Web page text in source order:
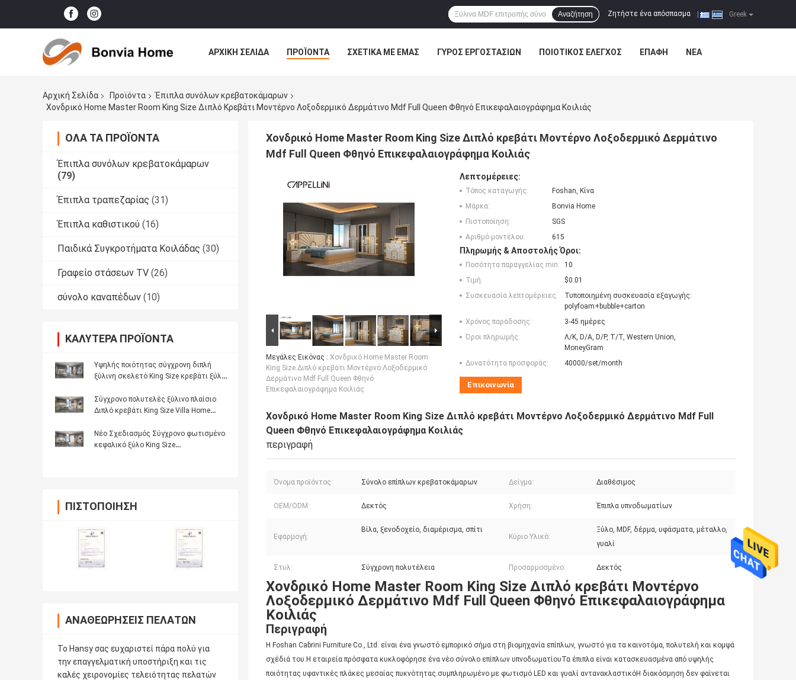
Greek
Ζητήστε ένα απόσπασμα
Αναζήτηση
ΑΡΧΙΚΉ ΣΕΛΊΔΑ ΠΡΟΪΌΝΤΑ ΣΧΕΤΙΚΆ ΜΕ ΕΜΆΣ ΓΎΡΟΣ ΕΡΓΟΣΤΑΣΊΩΝ ΠΟΙΟΤΙΚΌΣ ΈΛΕΓΧΟΣ ΕΠΑΦΉ ΝΈΑ
Αρχική Σελίδα
Προϊόντα
Έπιπλα συνόλων κρεβατοκάμαρων
Χονδρικό Home Master Room King Size Διπλό Κρεβάτι Μοντέρνο Λοξοδερμικό Δερμάτινο Mdf Full Queen Φθηνό Επικεφαλαιογράφημα Κοιλιάς
ΌΛΑ ΤΑ ΠΡΟΪΌΝΤΑ
Έπιπλα συνόλων κρεβατοκάμαρων
(79)
Έπιπλα τραπεζαρίας (31)
Έπιπλα καθιστικού (16)
Παιδικά Συγκροτήματα Κοιλάδας (30)
Γραφείο στάσεων TV (26)
σύνολο καναπέδων (10)
ΚΑΛΎΤΕΡΑ ΠΡΟΪΌΝΤΑ
Υψηλής ποιότητας σύγχρονη διπλή
ξύλινη σκελετό King Size κρεβάτι ξύλο
πολυτελή πλήρες σύνολο επίπλων
κρεβατοκάμαρας
Σύγχρονο πολυτελές ξύλινο πλαίσιο
Διπλό κρεβάτι King Size Villa Home
Mdf
Νέο Σχεδιασμός Σύγχρονο φωτισμένο
κεφαλικό ξύλο King Size
ΠΙΣΤΟΠΟΊΗΣΗ
ΑΝΑΘΕΩΡΉΣΕΙΣ ΠΕΛΑΤΏΝ
Το Hansy σας ευχαριστεί πάρα πολύ για
την επαγγελματική υποστήριξη και τις
καλές χειρονομίες τελειότητας πελατών
Χονδρικό Home Master Room King Size Διπλό κρεβάτι Μοντέρνο Λοξοδερμικό Δερμάτινο
Mdf Full Queen Φθηνό Επικεφαλαιογράφημα Κοιλιάς
Μεγάλες Εικόνας : Χονδρικό Home Master Room
King Size Διπλό κρεβάτι Μοντέρνο Λοξοδερμικό
Δερμάτινο Mdf Full Queen Φθηνό
Επικεφαλαιογράφημα Κοιλιάς
Λεπτομέρειες:
Τόπος καταγωγής:
Foshan, Κίνα
Μάρκα:
Bonvia Home
Πιστοποίηση:
SGS
Αριθμό μοντέλου:
615
Πληρωμής & Αποστολής Όροι:
Ποσότητα παραγγελίας min:
10
Τιμή:
$0.01
Συσκευασία λεπτομέρειες:
Τυποποιημένη συσκευασία εξαγωγής:
polyfoam+bubble+carton
Χρόνος παράδοσης:
3-45 ημέρες
Όροι πληρωμής:
Λ/Κ, D/A, D/P, T/T, Western Union,
MoneyGram
Δυνατότητα προσφοράς:
40000/set/month
Επικοινωνία
Χονδρικό Home Master Room King Size Διπλό κρεβάτι Μοντέρνο Λοξοδερμικό Δερμάτινο Mdf Full
Queen Φθηνό Επικεφαλαιογράφημα Κοιλιάς
περιγραφή
Όνομα προϊόντος: Σύνολο επίπλων κρεβατοκάμαρων Δείγμα: Διαθέσιμος
OEM/ODM: Δεκτός Χρήση: Έπιπλα υπνοδωματίων
Εφαρμογή:
Βίλα, ξενοδοχείο, διαμέρισμα, σπίτι
Κύριο Υλικό:
Ξύλο, MDF, δέρμα, υφάσματα, μέταλλο,
γυαλί
Στυλ: Σύγχρονη πολυτέλεια Προσαρμοσμένο: Δεκτός
Χονδρικό Home Master Room King Size Διπλό κρεβάτι Μοντέρνο
Λοξοδερμικό Δερμάτινο Mdf Full Queen Φθηνό Επικεφαλαιογράφημα
Κοιλιάς
Περιγραφή
Η Foshan Cabrini Furniture Co., Ltd. είναι ένα γνωστό εμπορικό σήμα στη βιομηχανία επίπλων, γνωστό για τα καινοτόμα, πολυτελή και κομψά
σχέδιά του.Η εταιρεία πρόσφατα κυκλοφόρησε ένα νέο σύνολο επίπλων υπνοδωματίουΤα έπιπλα είναι κατασκευασμένα από υψηλής
ποιότητας υφαντικές πλάκες μεσαίας πυκνότητας.συμπληρωμένο με φωτισμό LED και γυαλί αντανακλαστικόΗ διακόσμηση δεν φαίνεται